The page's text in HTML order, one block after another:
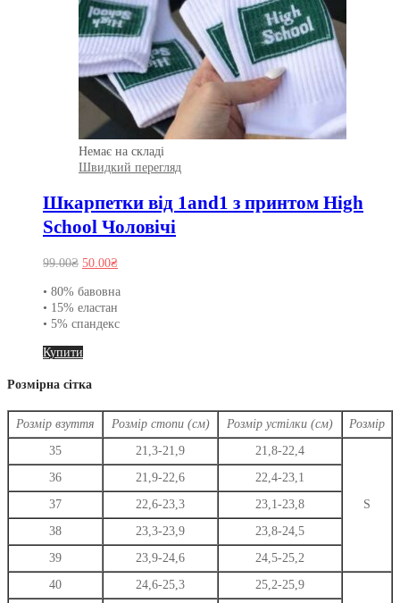
Немає на складі
Швидкий перегляд
Шкарпетки від 1and1 з принтом High
School Чоловічі
99.00₴ Оригінальна
99.00₴.
50.00₴Поточна
50.00₴.
• 80% бавовна
• 15% еластан
• 5% спандекс
Купити
має
варіантів.
Параметри
вибрати
сторінці
Розмірна сітка
Розмір взуття Розмір стопи (см) Розмір устілки (см)
Розмір
35
21,3-21,9 21,8-22,4
S
36 21,9-22,6
22,4-23,1
37
22,6-23,3
23,1-23,8
38
23,3-23,9
23,8-24,5
39
23,9-24,6
24,5-25,2
40
24,6-25,3 25,2-25,9